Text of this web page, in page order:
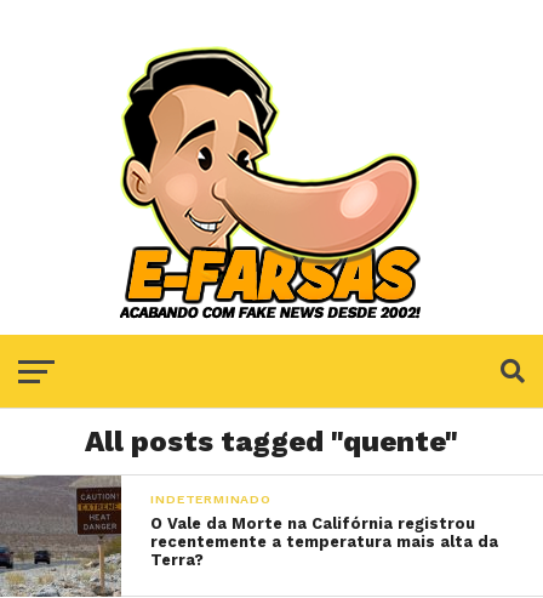
All posts tagged "quente"
INDETERMINADO
O Vale da Morte na Califórnia registrou
recentemente a temperatura mais alta da
Terra?